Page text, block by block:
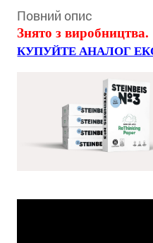
Повний опис
Знято з виробництва.
КУПУЙТЕ АНАЛОГ